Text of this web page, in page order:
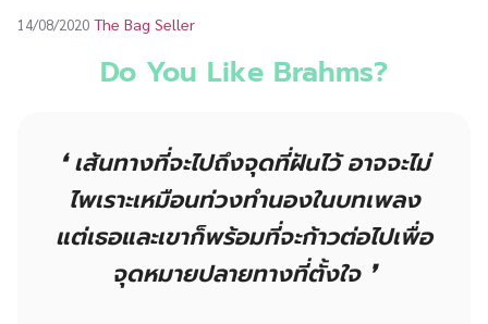
14/08/2020 The Bag Seller
Do You Like Brahms?
❛ เส้นทางที่จะไปถึงจุดที่ฝันไว้ อาจจะไม่
ไพเราะเหมือนท่วงทำนองในบทเพลง
แต่เธอและเขาก็พร้อมที่จะก้าวต่อไปเพื่อ
จุดหมายปลายทางที่ตั้งใจ ❜